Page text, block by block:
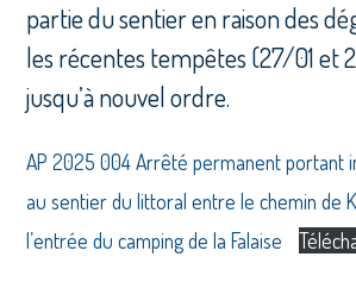
partie du sentier en raison des
les récentes tempêtes (27/01 et
jusqu’à nouvel ordre.
AP 2025 004 Arrêté permanent portant
au sentier du littoral entre le chemin de
l’entrée du camping de la Falaise